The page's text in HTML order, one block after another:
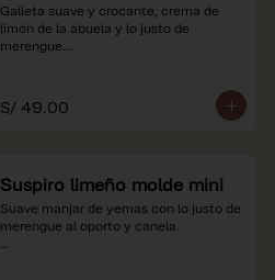
Galleta suave y crocante, crema de
limón de la abuela y lo justo de
merengue.
soles e incluyen impuestos de ley y
recargo al consumo.
S/ 49.00
Suspiro limeño molde mini
Suave manjar de yemas con lo justo de
merengue al oporto y canela.